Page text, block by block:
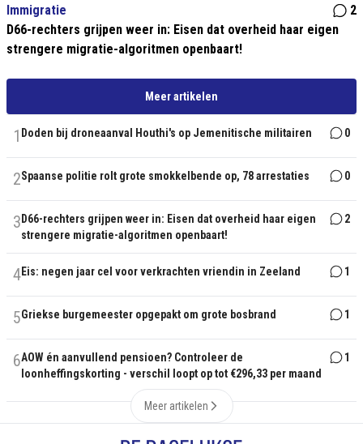
Immigratie
2
D66-rechters grijpen weer in: Eisen dat overheid haar eigen
strengere migratie-algoritmen openbaart!
Meer artikelen
1 Doden bij droneaanval Houthi's op Jemenitische militairen 0
2Spaanse politie rolt grote smokkelbende op, 78 arrestaties 0
3 D66-rechters grijpen weer in: Eisen dat overheid haar eigen
strengere migratie-algoritmen openbaart!
2
4Eis: negen jaar cel voor verkrachten vriendin in Zeeland 1
5Griekse burgemeester opgepakt om grote bosbrand 1
6AOW én aanvullend pensioen? Controleer de
loonheffingskorting - verschil loopt op tot €296,33 per maand
1
Meer artikelen